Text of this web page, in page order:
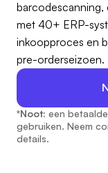
barcodescanning,
met 40+ ERP-
inkoopproces en
pre-orderseizoen.
*Noot: een
gebruiken. Neem
details.